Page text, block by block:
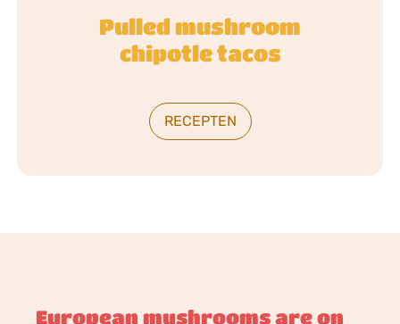
Pulled mushroom
chipotle tacos
RECEPTEN
European mushrooms are on